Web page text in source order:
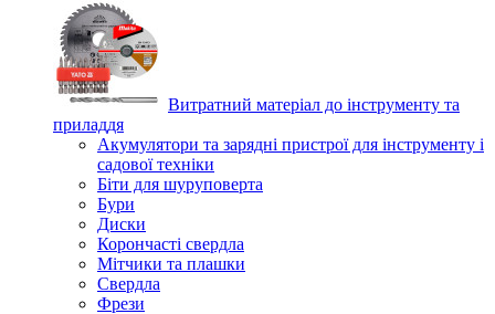
Витратний матеріал до інструменту та
приладдя
Акумулятори та зарядні пристрої для інструменту і
садової техніки
Біти для шуруповерта
Бури
Диски
Корончасті свердла
Мітчики та плашки
Свердла
Фрези